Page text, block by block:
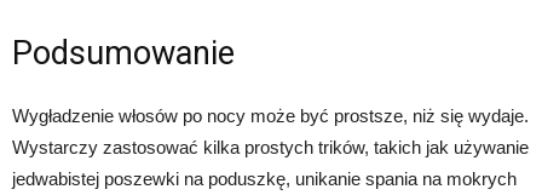
Podsumowanie
Wygładzenie włosów po nocy może być prostsze, niż się wydaje.
Wystarczy zastosować kilka prostych trików, takich jak używanie
jedwabistej poszewki na poduszkę, unikanie spania na mokrych